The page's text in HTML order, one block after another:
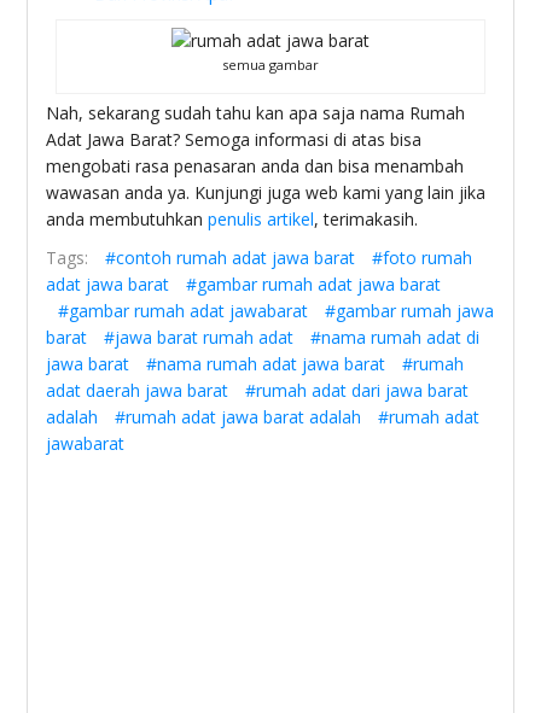
semua gambar
Nah, sekarang sudah tahu kan apa saja nama Rumah
Adat Jawa Barat? Semoga informasi di atas bisa
mengobati rasa penasaran anda dan bisa menambah
wawasan anda ya. Kunjungi juga web kami yang lain jika
anda membutuhkanpenulis artikel, terimakasih.
Tags:
#contoh rumah adat jawa barat
#foto rumah
adat jawa barat
#gambar rumah adat jawa barat
#gambar rumah adat jawabarat
#gambar rumah jawa
barat
#jawa barat rumah adat
#nama rumah adat di
jawa barat
#nama rumah adat jawa barat
#rumah
adat daerah jawa barat
#rumah adat dari jawa barat
adalah
#rumah adat jawa barat adalah
#rumah adat
jawabarat